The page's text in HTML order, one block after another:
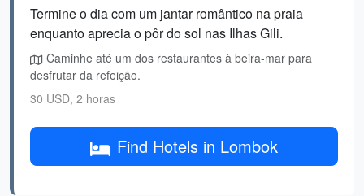
Termine o dia com um jantar romântico na praia
enquanto aprecia o pôr do sol nas Ilhas Gili.
Caminhe até um dos restaurantes à beira-mar para
desfrutar da refeição.
30 USD, 2 horas
Find Hotels in Lombok